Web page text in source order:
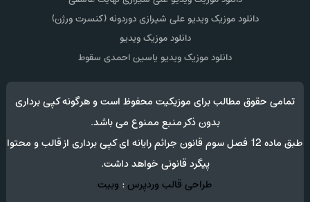
دانلود موزیک ویدیو علی شیرازی دوردونه (کنسرت ورژن)
دانلود موزیک ویدیو
دانلود موزیک ویدیو یاسین احمدی سقوط
تمامی حقوق مطالب برای موزیکیت محفوظ است و هرگونه کپی برداری
بدون ذکر منبع ممنوع می باشد.
طبق ماده 12 فصل سوم قانون جرائم رایانه ای کپی برداری از قالب و محتوا
پیگرد قانونی خواهد داشت.
طراحی قالب وردپرس: وبیت